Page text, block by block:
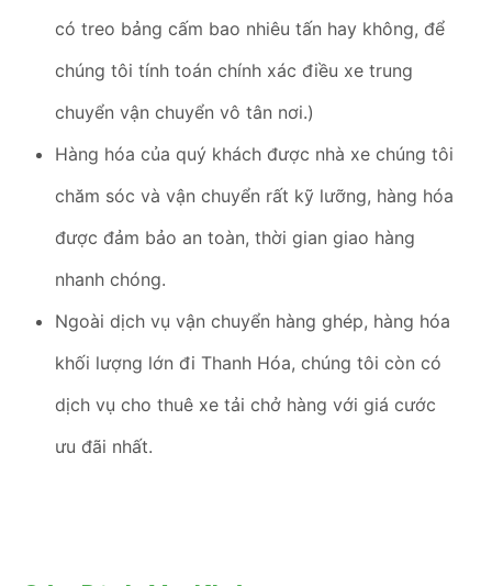
có treo bảng cấm bao nhiêu tấn hay không, để
chúng tôi tính toán chính xác điều xe trung
chuyển vận chuyển vô tân nơi.)
Hàng hóa của quý khách được nhà xe chúng tôi
chăm sóc và vận chuyển rất kỹ lưỡng, hàng hóa
được đảm bảo an toàn, thời gian giao hàng
nhanh chóng.
Ngoài dịch vụ vận chuyển hàng ghép, hàng hóa
khối lượng lớn đi Thanh Hóa, chúng tôi còn có
dịch vụ cho thuê xe tải chở hàng với giá cước
ưu đãi nhất.